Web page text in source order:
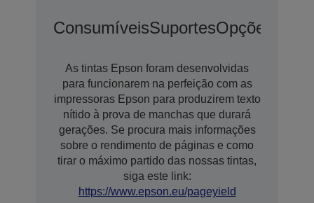
ConsumíveisSuportesOpções De
As tintas Epson foram desenvolvidas
para funcionarem na perfeição com as
impressoras Epson para produzirem texto
nítido à prova de manchas que durará
gerações. Se procura mais informações
sobre o rendimento de páginas e como
tirar o máximo partido das nossas tintas,
siga este link:
https://www.epson.eu/pageyield